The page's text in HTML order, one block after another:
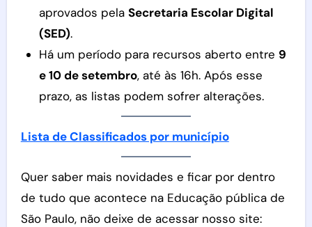
aprovados pela Secretaria Escolar Digital
(SED).
Há um período para recursos aberto entre 9
e 10 de setembro, até às 16h. Após esse
prazo, as listas podem sofrer alterações.
Lista de Classificados por município
Quer saber mais novidades e ficar por dentro
de tudo que acontece na Educação pública de
São Paulo, não deixe de acessar nosso site: